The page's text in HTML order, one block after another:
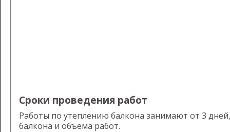
Сроки проведения работ
Работы по утеплению балкона занимают от 3
балкона и объема работ.